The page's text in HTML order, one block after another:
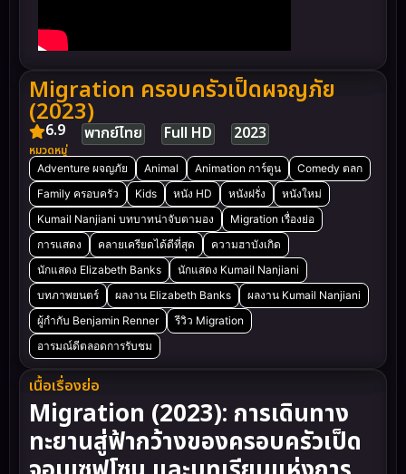
Migration ครอบครัวเป็ดผจญภัย
(2023)
6.9 พากย์ไทย Full HD 2023
หมวดหมู่
Adventure ผจญภัย Animal Animation การ์ตูน
Comedy ตลก
Family ครอบครัว
Kids หนัง HD หนังฝรั่ง
หนังใหม่
Kumail Nanjiani บทบาทน่าจับตามอง
Migration เรื่องย่อ
การแสดง
คลายเครียดได้ดีที่สุด
ความฮาบังเกิด
นักแสดง Elizabeth Banks
นักแสดง Kumail Nanjiani
บทภาพยนตร์
ผลงาน Elizabeth Banks
ผลงาน Kumail Nanjiani
ผู้กำกับ Benjamin Renner
รีวิว Migration
อารมณ์ดีตลอดการรับชม
เนื้อเรื่องย่อ
Migration (2023): การเดินทาง
ทะยานสู่ฟ้ากว้างของครอบครัวเป็ด